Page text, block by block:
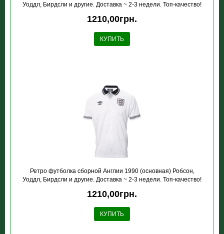
Уоддл, Бирдсли и другие. Доставка ~ 2-3 недели. Топ-качество!
1210,00грн.
КУПИТЬ
Ретро футболка сборной Англии 1990 (основная) Робсон,
Уоддл, Бирдсли и другие. Доставка ~ 2-3 недели. Топ-качество!
1210,00грн.
КУПИТЬ